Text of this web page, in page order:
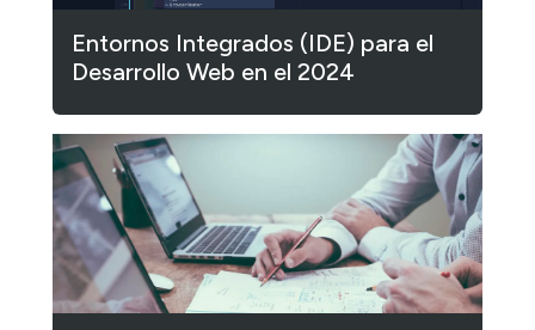
Entornos Integrados (IDE) para el
Desarrollo Web en el 2024